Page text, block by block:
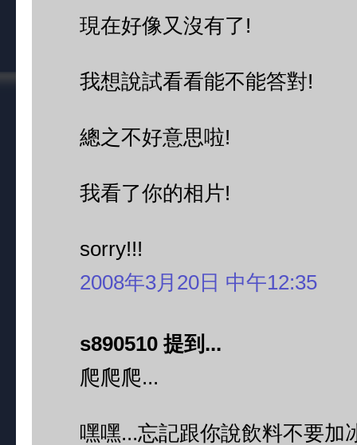
現在好像又沒有了!
我想說試看看能不能答對!
總之不好意思啦!
我看了你的相片!
sorry!!!
2008年3月20日 中午12:35
s890510 提到...
爬爬爬...
嘿嘿...忘記跟你說飲料不要加